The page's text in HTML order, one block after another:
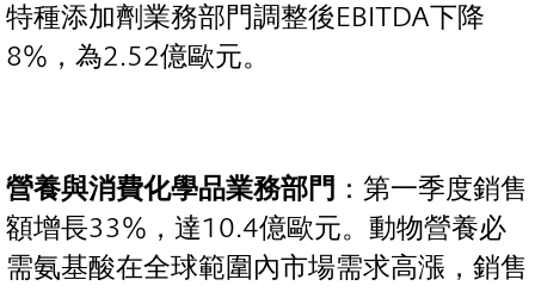
特種添加劑業務部門調整後EBITDA下降
8%，為2.52億歐元。
營養與消費化學品業務部門 ：第一季度銷售
額增長33%，達10.4億歐元。動物營養必
需氨基酸在全球範圍內市場需求高漲，銷售